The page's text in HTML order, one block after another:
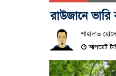
রাউজানে
শাহাদাত
আপডেট